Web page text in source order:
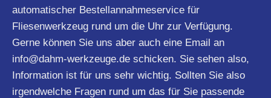
automatischer Bestellannahmeservice für
Fliesenwerkzeug rund um die Uhr zur Verfügung.
Gerne können Sie uns aber auch eine Email an
info@dahm-werkzeuge.de schicken. Sie sehen also,
Information ist für uns sehr wichtig. Sollten Sie also
irgendwelche Fragen rund um das für Sie passende